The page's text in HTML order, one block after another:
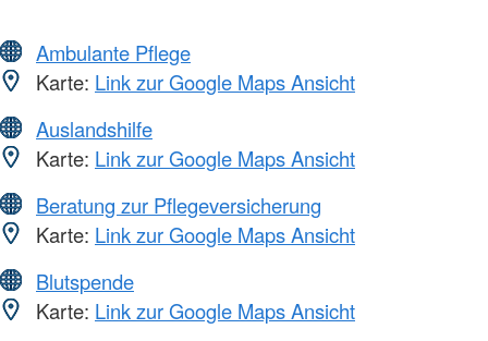
Ambulante Pflege
Karte: Link zur Google Maps Ansicht
Auslandshilfe
Karte: Link zur Google Maps Ansicht
Beratung zur Pflegeversicherung
Karte: Link zur Google Maps Ansicht
Blutspende
Karte: Link zur Google Maps Ansicht